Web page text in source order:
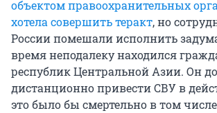
объектом правоохранительных
хотела совершить теракт, но
России помешали исполнить
время неподалеку находился
республик Центральной Азии. Он
дистанционно привести СВУ в
это было бы смертельно в том